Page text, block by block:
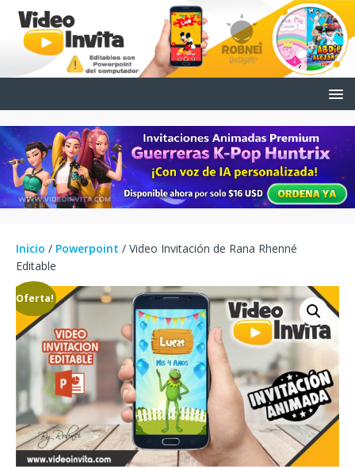
Inicio / Powerpoint / Video Invitación de Rana Rhenné
Editable
¡Oferta!